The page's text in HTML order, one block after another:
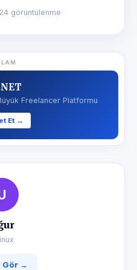
görüntülenme
Freelancer Platformu
Et →
Gör →